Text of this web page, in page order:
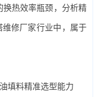
热效率瓶颈，分析精
修厂家‌行业中，属于
填料精准选型能力